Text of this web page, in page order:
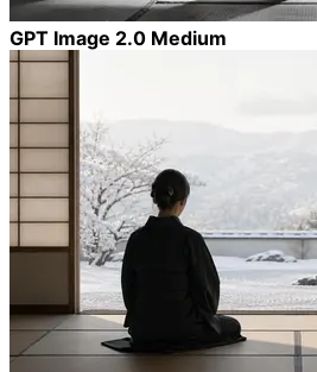
GPT Image 2.0 Medium